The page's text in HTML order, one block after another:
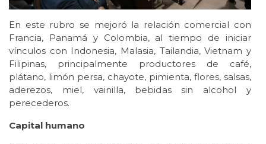
En este rubro se mejoró la relación comercial con
Francia, Panamá y Colombia, al tiempo de iniciar
vínculos con Indonesia, Malasia, Tailandia, Vietnam y
Filipinas, principalmente productores de café,
plátano, limón persa, chayote, pimienta, flores, salsas,
aderezos, miel, vainilla, bebidas sin alcohol y
perecederos.
Capital humano